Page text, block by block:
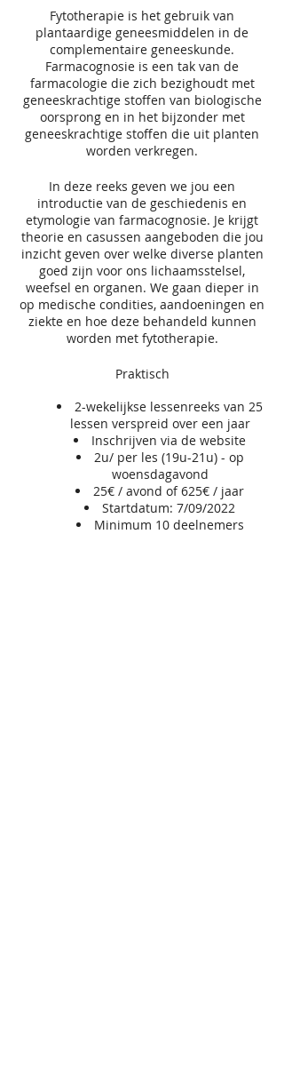
Fytotherapie is het gebruik van
plantaardige geneesmiddelen in de
complementaire geneeskunde.
Farmacognosie is een tak van de
farmacologie die zich bezighoudt met
geneeskrachtige stoffen van biologische
oorsprong en in het bijzonder met
geneeskrachtige stoffen die uit planten
worden verkregen.
In deze reeks geven we jou een
introductie van de geschiedenis en
etymologie van farmacognosie. Je krijgt
theorie en casussen aangeboden die jou
inzicht geven over welke diverse planten
goed zijn voor ons lichaamsstelsel,
weefsel en organen. We gaan dieper in
op medische condities, aandoeningen en
ziekte en hoe deze behandeld kunnen
worden met fytotherapie.
Praktisch
2-wekelijkse lessenreeks van 25
lessen verspreid over een jaar
Inschrijven via de website
2u/ per les (19u-21u) - op
woensdagavond
25€ / avond of 625€ / jaar
Startdatum: 7/09/2022
Minimum 10 deelnemers